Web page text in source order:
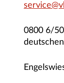
0800 6/